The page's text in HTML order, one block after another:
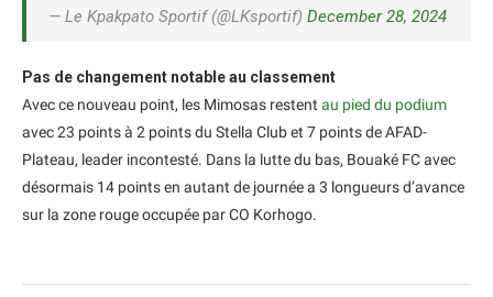
— Le Kpakpato Sportif (@LKsportif) December 28, 2024
Pas de changement notable au classement
Avec ce nouveau point, les Mimosas restent au pied du podium
avec 23 points à 2 points du Stella Club et 7 points de AFAD-
Plateau, leader incontesté. Dans la lutte du bas, Bouaké FC avec
désormais 14 points en autant de journée a 3 longueurs d’avance
sur la zone rouge occupée par CO Korhogo.